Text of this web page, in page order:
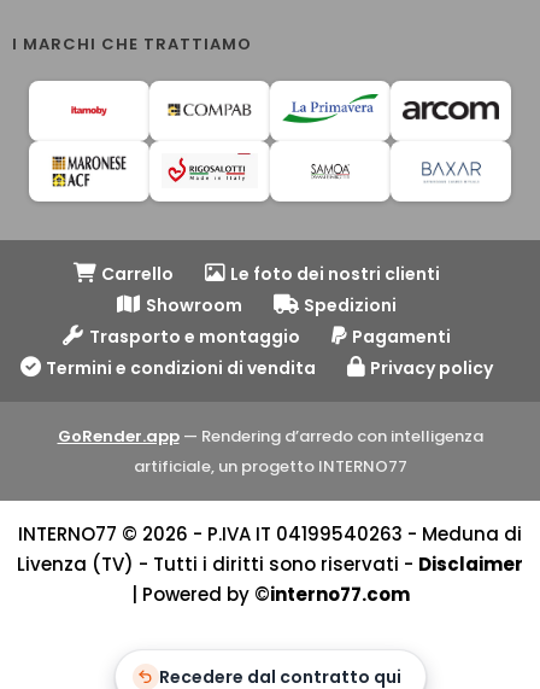
I MARCHI CHE TRATTIAMO
Carrello
Le foto dei nostri clienti
Showroom
Spedizioni
Trasporto e montaggio
Pagamenti
Termini e condizioni di vendita
Privacy policy
GoRender.app— Rendering d’arredo con intelligenza
artificiale, un progetto INTERNO77
INTERNO77 © 2026 - P.IVA IT 04199540263 - Meduna di
Livenza (TV) - Tutti i diritti sono riservati - Disclaimer
| Powered by ©interno77.com
Recedere dal contratto qui